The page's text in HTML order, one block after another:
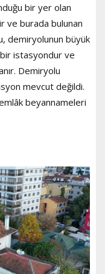
bir yer olan
ve burada bulunan
demiryolunun büyük
bir istasyondur ve
Demiryolu
mevcut değildi.
beyannameleri